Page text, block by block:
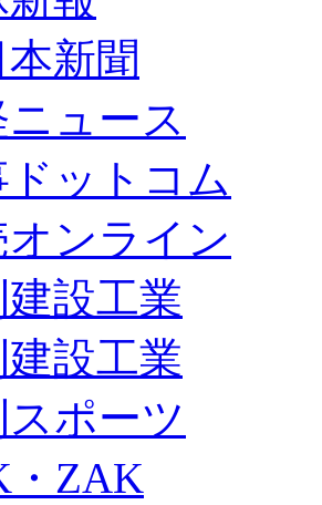
新聞
ニュース
ドットコム
ンライン
建設工業
建設工業
スポーツ
・ZAK